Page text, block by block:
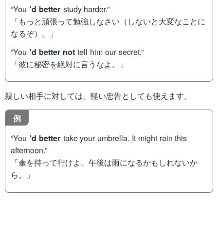
“You 'd better study harder.”
「もっと頑張って勉強しなさい（しないと大変なことに
なるぞ）。」
“You 'd better not tell him our secret.”
「彼に秘密を絶対に言うなよ。」
親しい相手に対しては、軽い忠告としても使えます。
例
“You 'd better take your umbrella. It might rain this
afternoon.”
「傘を持って行けよ。午後は雨になるかもしれないか
ら。」